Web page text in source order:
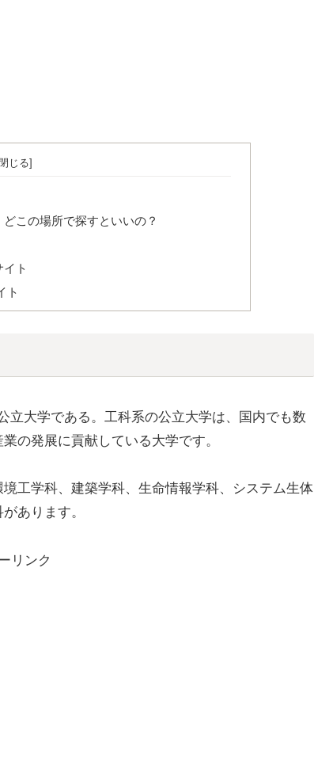
この場所で探すといいの？
ト
ト
立大学である。工科系の公立大学は、国内でも数
の発展に貢献している大学です。
工学科、建築学科、生命情報学科、システム生体
あります。
リンク